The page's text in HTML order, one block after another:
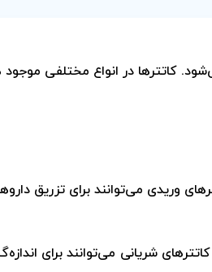
کاتترها در انواع مختلفی موجود
وریدی می‌توانند برای تزریق
شریانی می‌توانند برای